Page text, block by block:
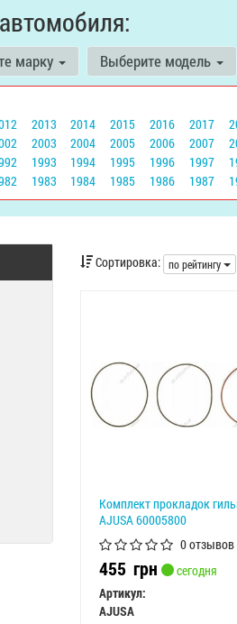
2013 2014 2015 2016 2017
2003 2004 2005 2006 2007
1993 1994 1995 1996 1997
1983 1984 1985 1986 1987
марку Выберите модель
Сортировка: по рейтингу
Комплект прокладок
AJUSA 60005800
0 отзывов
455 грн
сегодня
Артикул:
AJUSA